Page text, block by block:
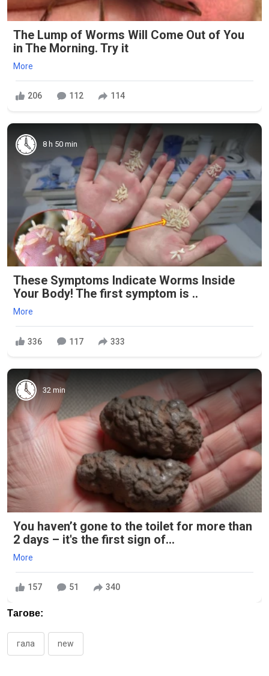
The Lump of Worms Will Come Out of You
in The Morning. Try it
More
206 112 114
8 h 50 min
These Symptoms Indicate Worms Inside
Your Body! The first symptom is ..
More
336 117 333
32 min
You haven’t gone to the toilet for more than
2 days – it's the first sign of...
More
157 51 340
Тагове:
гала new